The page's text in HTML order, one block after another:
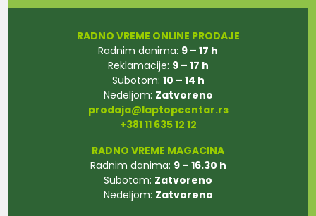
RADNO VREME ONLINE PRODAJE
Radnim danima: 9 – 17 h
Reklamacije: 9 – 17 h
Subotom: 10 – 14 h
Nedeljom: Zatvoreno
prodaja@laptopcentar.rs
+381 11 635 12 12
RADNO VREME MAGACINA
Radnim danima: 9 – 16.30 h
Subotom: Zatvoreno
Nedeljom: Zatvoreno